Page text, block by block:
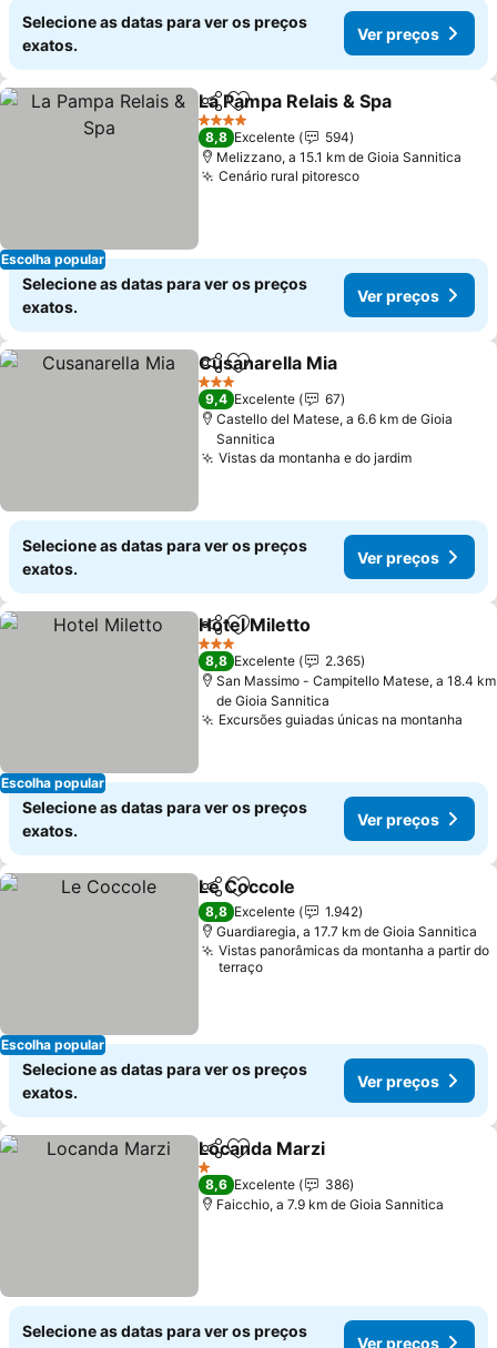
Selecione as datas para ver os preços
exatos.
Ver preços
Escolha popular
PartilharAdicionar aos favoritos
La Pampa Relais & Spa
4 Estrelas
8,8 Excelente
594
Melizzano, a 15.1 km de Gioia Sannitica
Cenário rural pitorescoVer preços
Selecione as datas para ver os preços
exatos.
Ver preços
PartilharAdicionar aos favoritos
Cusanarella Mia
3 Estrelas
9,4 Excelente
67
Castello del Matese, a 6.6 km de Gioia
Sannitica
Vistas da montanha e do jardimVer
Selecione as datas para ver os preços
exatos.
Ver preços
Escolha popular
PartilharAdicionar aos favoritos
Hotel Miletto
3 Estrelas
8,8 Excelente
2.365
San Massimo - Campitello Matese, a 18.4 km
de Gioia Sannitica
Excursões guiadas únicas na montanha
Selecione as datas para ver os preços
exatos.
Ver preços
Escolha popular
PartilharAdicionar aos favoritos
Le Coccole
8,8 Excelente
1.942
Guardiaregia, a 17.7 km de Gioia Sannitica
Vistas panorâmicas da montanha a partir do
terraço
Selecione as datas para ver os preços
exatos.
Ver preços
PartilharAdicionar aos favoritos
Locanda Marzi
1 Estrelas
8,6 Excelente
386
Faicchio, a 7.9 km de Gioia Sannitica
Selecione as datas para ver os preços
Ver preços